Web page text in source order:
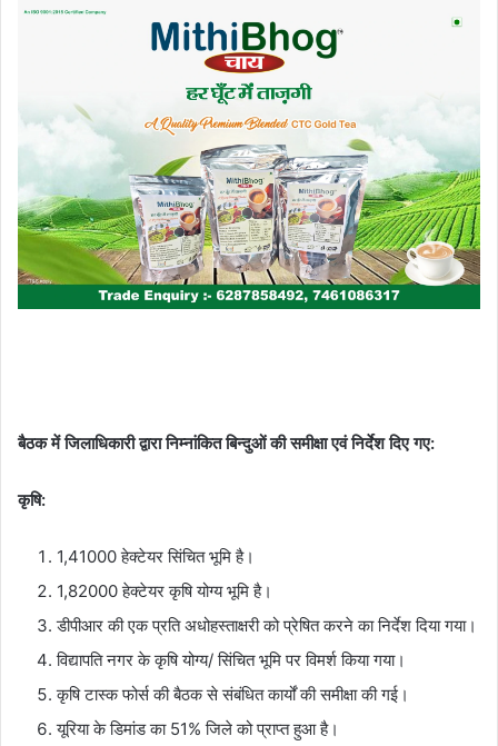
बैठक में जिलाधिकारी द्वारा निम्नांकित बिन्दुओं की समीक्षा एवं निर्देश दिए गए:
कृषि:
1,41000 हेक्टेयर सिंचित भूमि है।
1,82000 हेक्टेयर कृषि योग्य भूमि है।
डीपीआर की एक प्रति अधोहस्ताक्षरी को प्रेषित करने का निर्देश दिया गया।
विद्यापति नगर के कृषि योग्य/ सिंचित भूमि पर विमर्श किया गया।
कृषि टास्क फोर्स की बैठक से संबंधित कार्यों की समीक्षा की गई।
यूरिया के डिमांड का 51% जिले को प्राप्त हुआ है।